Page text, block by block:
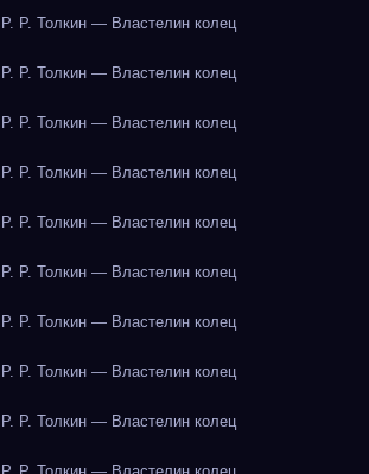
Р. Толкин — Властелин колец
Р. Толкин — Властелин колец
Р. Толкин — Властелин колец
Р. Толкин — Властелин колец
Р. Толкин — Властелин колец
Р. Толкин — Властелин колец
Р. Толкин — Властелин колец
Р. Толкин — Властелин колец
Р. Толкин — Властелин колец